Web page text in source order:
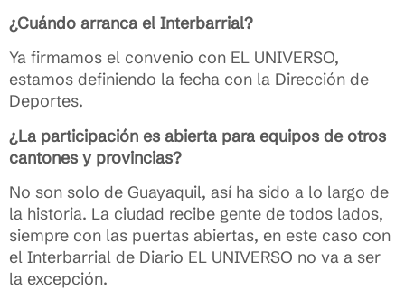
¿Cuándo arranca el Interbarrial?
Ya firmamos el convenio con EL UNIVERSO,
estamos definiendo la fecha con la Dirección de
Deportes.
¿La participación es abierta para equipos de otros
cantones y provincias?
No son solo de Guayaquil, así ha sido a lo largo de
la historia. La ciudad recibe gente de todos lados,
siempre con las puertas abiertas, en este caso con
el Interbarrial de Diario EL UNIVERSO no va a ser
la excepción.